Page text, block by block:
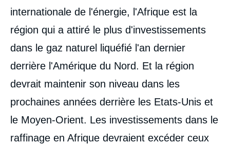
internationale de l'énergie, l'Afrique est la
région qui a attiré le plus d'investissements
dans le gaz naturel liquéfié l'an dernier
derrière l'Amérique du Nord. Et la région
devrait maintenir son niveau dans les
prochaines années derrière les Etats-Unis et
le Moyen-Orient. Les investissements dans le
raffinage en Afrique devraient excéder ceux